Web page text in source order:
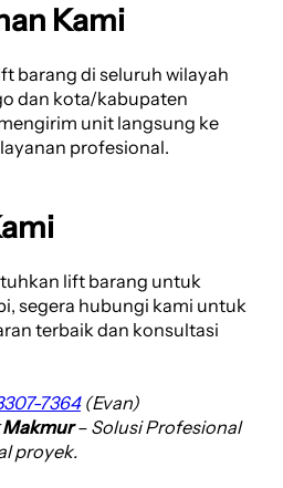
Kami
barang di seluruh wilayah
dan kota/kabupaten
unit langsung ke
profesional.
lift barang untuk
segera hubungi kami untuk
terbaik dan konsultasi
7364(Evan)
Makmur– Solusi Profesional
proyek.